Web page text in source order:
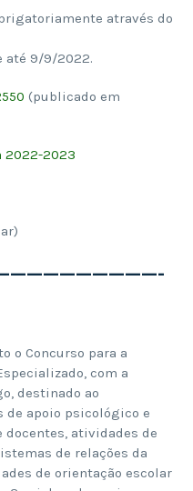
através do
até 9/9/2022.
(publicado em
2022-2023
o Concurso para a
com a
destinado ao
apoio psicológico e
docentes, atividades de
de relações da
de orientação escolar